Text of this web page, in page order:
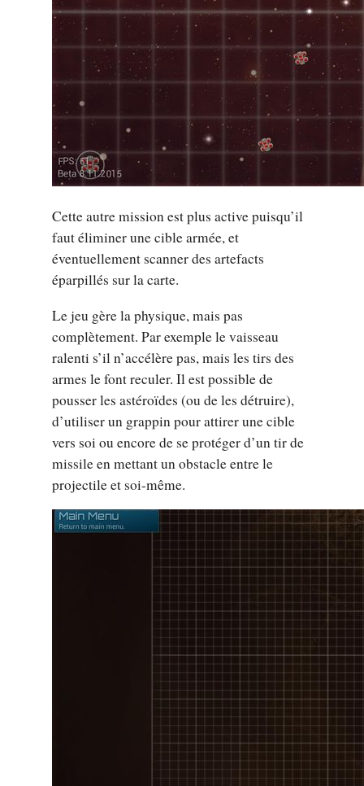
Cette autre mission est plus active puisqu’il
faut éliminer une cible armée, et
éventuellement scanner des artefacts
éparpillés sur la carte.
Le jeu gère la physique, mais pas
complètement. Par exemple le vaisseau
ralenti s’il n’accélère pas, mais les tirs des
armes le font reculer. Il est possible de
pousser les astéroïdes (ou de les détruire),
d’utiliser un grappin pour attirer une cible
vers soi ou encore de se protéger d’un tir de
missile en mettant un obstacle entre le
projectile et soi-même.